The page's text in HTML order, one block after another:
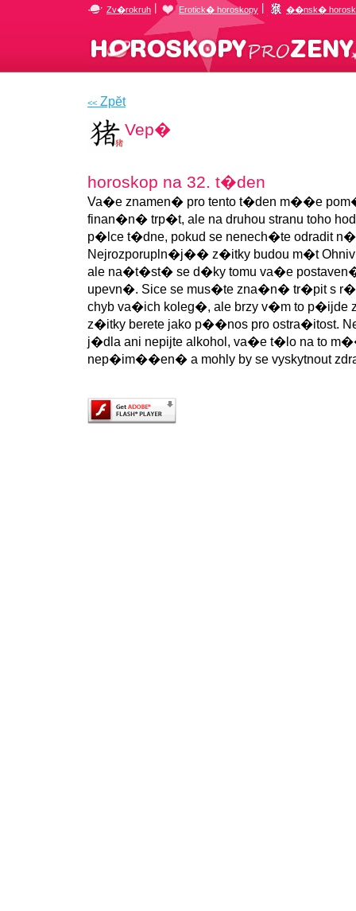
Zv�rokruh Erotick� horoskopy ��nsk�
<< Zpĕt
Vep�
horoskop na 32. t�den
Va�e znamen� pro tento t�den m��e
finan�n� trp�t, ale na druhou stranu toho
p�lce t�dne, pokud se nenech�te odradit
Nejrozporupln�j�� z�itky budou m�t
ale na�t�st� se d�ky tomu va�e
upevn�. Sice se mus�te zna�n� tr�pit s
chyb va�ich koleg�, ale brzy v�m to p�ijde
z�itky berete jako p��nos pro ostra�itost.
j�dla ani nepijte alkohol, va�e t�lo na to
nep�im��en� a mohly by se vyskytnout